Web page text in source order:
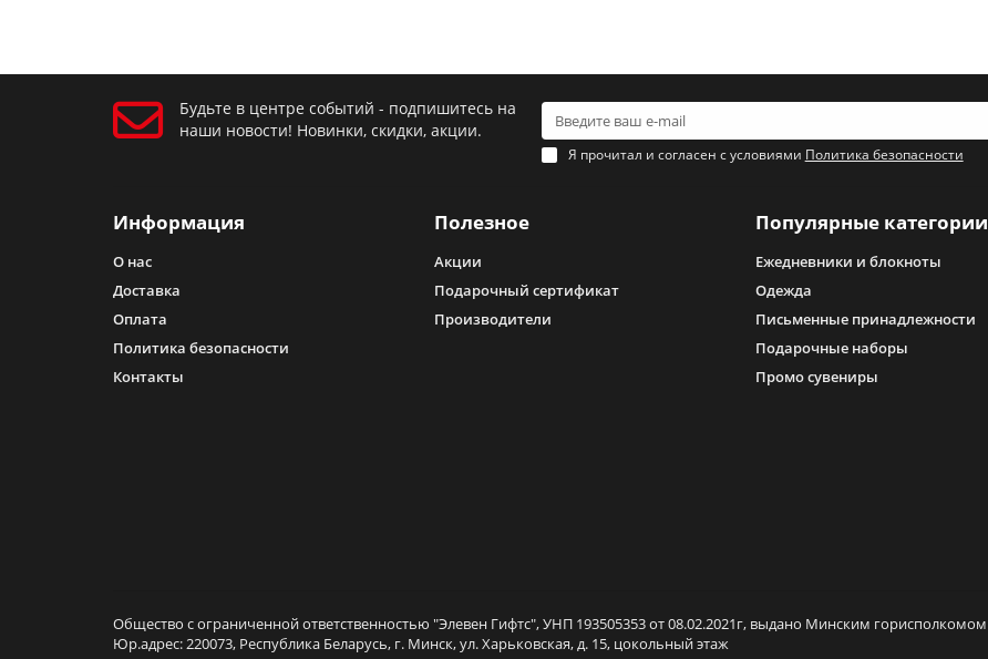
Будьте в центре событий - подпишитесь на
наши новости! Новинки, скидки, акции.
Я прочитал и согласен с условиями Политика безопасности
Информация
О нас
Доставка
Оплата
Политика безопасности
Контакты
Полезное
Акции
Подарочный сертификат
Производители
Популярные категории
Ежедневники и блокноты
Одежда
Письменные принадлежности
Подарочные наборы
Промо сувениры
Общество с ограниченной ответственностью "Элевен Гифтс", УНП 193505353 от 08.02.2021г, выдано Минским горисполкомом
Юр.адрес: 220073, Республика Беларусь, г. Минск, ул. Харьковская, д. 15, цокольный этаж